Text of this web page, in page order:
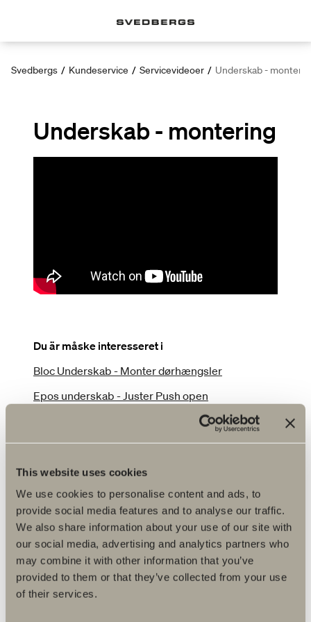
This website uses cookies
We use cookies to personalise content and ads, to
provide social media features and to analyse our traffic.
We also share information about your use of our site with
our social media, advertising and analytics partners who
may combine it with other information that you’ve
provided to them or that they’ve collected from your use
of their services.
Svedbergs / Kundeservice / Servicevideoer / Underskab -
Underskab - montering
Du är måske interesseret i
Bloc Underskab - Monter dørhængsler
Epos underskab - Juster Push open
Epos underskab – Skift en skuffefront
Epos underskab – udskift en skuffe
Forma underskab – udskift en skuffe
Forma underskab – Skift en skuffefront
Poem Underskab - Juster Push Open
Poem Underskab - Skift en skuffefront
Poem Underskab - Tag en skuffe ud og sæt en ny
ind